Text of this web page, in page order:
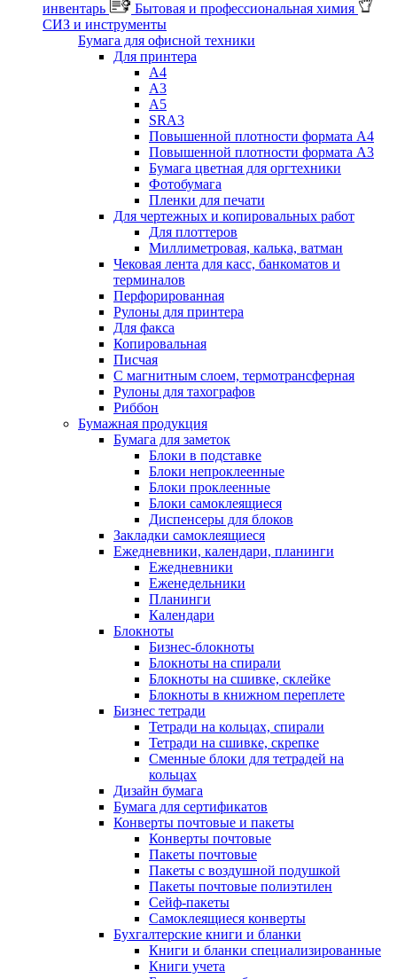
инвентарь
Бытовая и профессиональная химия
СИЗ и инструменты
Бумага для офисной техники
Для принтера
А4
А3
А5
SRA3
Повышенной плотности формата А4
Повышенной плотности формата А3
Бумага цветная для оргтехники
Фотобумага
Пленки для печати
Для чертежных и копировальных работ
Для плоттеров
Миллиметровая, калька, ватман
Чековая лента для касс, банкоматов и
терминалов
Перфорированная
Рулоны для принтера
Для факса
Копировальная
Писчая
С магнитным слоем, термотрансферная
Рулоны для тахографов
Риббон
Бумажная продукция
Бумага для заметок
Блоки в подставке
Блоки непроклеенные
Блоки проклеенные
Блоки самоклеящиеся
Диспенсеры для блоков
Закладки самоклеящиеся
Ежедневники, календари, планинги
Ежедневники
Еженедельники
Планинги
Календари
Блокноты
Бизнес-блокноты
Блокноты на спирали
Блокноты на сшивке, склейке
Блокноты в книжном переплете
Бизнес тетради
Тетради на кольцах, спирали
Тетради на сшивке, скрепке
Сменные блоки для тетрадей на
кольцах
Дизайн бумага
Бумага для сертификатов
Конверты почтовые и пакеты
Конверты почтовые
Пакеты почтовые
Пакеты с воздушной подушкой
Пакеты почтовые полиэтилен
Сейф-пакеты
Самоклеящиеся конверты
Бухгалтерские книги и бланки
Книги и бланки специализированные
Книги учета